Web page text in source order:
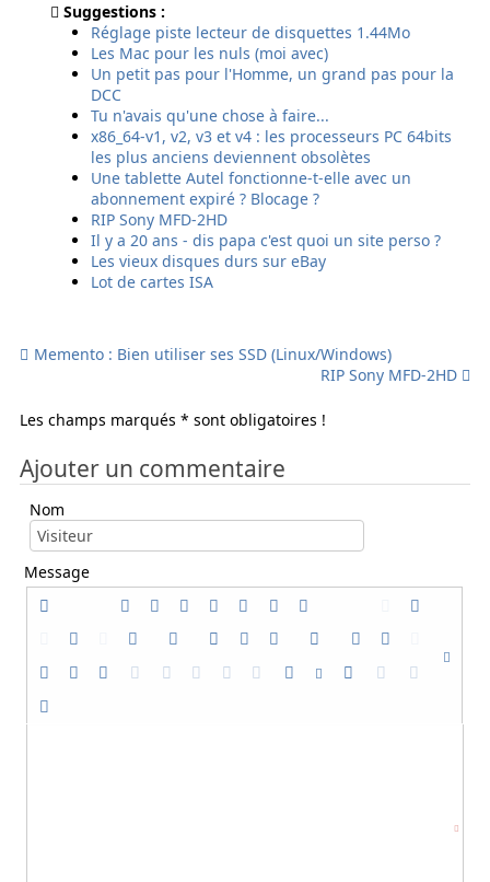
a
g
e
p
a
r
e
m
a
i
l
a
g
e
p
a
r
E
m
a
i
l
t
a
g
e
r
p
a
r
s
m
s
t
a
g
e
r
p
a
r
S
M
S
Suggestions :
Réglage piste lecteur de disquettes 1.44Mo
Les Mac pour les nuls (moi avec)
Un petit pas pour l'Homme, un grand pas pour la
DCC
Tu n'avais qu'une chose à faire...
x86_64-v1, v2, v3 et v4 : les processeurs PC 64bits
les plus anciens deviennent obsolètes
Une tablette Autel fonctionne-t-elle avec un
abonnement expiré ? Blocage ?
RIP Sony MFD-2HD
Il y a 20 ans - dis papa c'est quoi un site perso ?
Les vieux disques durs sur eBay
Lot de cartes ISA
Memento : Bien utiliser ses SSD (Linux/Windows)
RIP Sony MFD-2HD
Les champs marqués * sont obligatoires !
Ajouter un commentaire
Nom
Message